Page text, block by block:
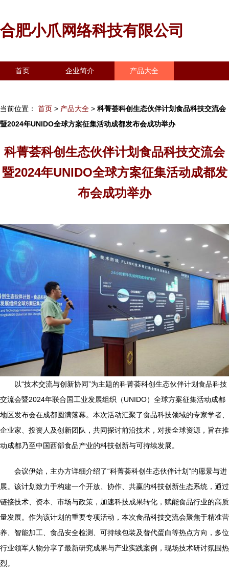
合肥小爪网络科技有限公司
首页 企业简介 产品大全
当前位置： 首页 > 产品大全 > 科菁荟科创生态伙伴计划食品科技交流会
暨2024年UNIDO全球方案征集活动成都发布会成功举办
科菁荟科创生态伙伴计划食品科技交流会
暨2024年UNIDO全球方案征集活动成都发
布会成功举办
以“技术交流与创新协同”为主题的科菁荟科创生态伙伴计划食品科技
交流会暨2024年联合国工业发展组织（UNIDO）全球方案征集活动成都
地区发布会在成都圆满落幕。本次活动汇聚了食品科技领域的专家学者、
企业家、投资人及创新团队，共同探讨前沿技术，对接全球资源，旨在推
动成都乃至中国西部食品产业的科技创新与可持续发展。
会议伊始，主办方详细介绍了“科菁荟科创生态伙伴计划”的愿景与进
展。该计划致力于构建一个开放、协作、共赢的科技创新生态系统，通过
链接技术、资本、市场与政策，加速科技成果转化，赋能食品行业的高质
量发展。作为该计划的重要专项活动，本次食品科技交流会聚焦于精准营
养、智能加工、食品安全检测、可持续包装及替代蛋白等热点方向，多位
行业领军人物分享了最新研究成果与产业实践案例，现场技术研讨氛围热
烈。